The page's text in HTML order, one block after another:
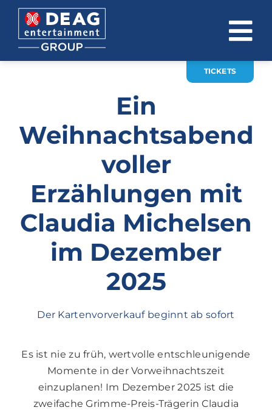
Zum
Inhalt
springen
INVESTOR RELATIONS
EVENTS
KONTAKT
News
EN
TICKETS
Ein
Weihnachtsabend
voller
Erzählungen mit
Claudia Michelsen
im Dezember
2025
Der Kartenvorverkauf beginnt ab sofort
Es ist nie zu früh, wertvolle entschleunigende
Momente in der Vorweihnachtszeit
einzuplanen! Im Dezember 2025 ist die
zweifache Grimme-Preis-Trägerin Claudia